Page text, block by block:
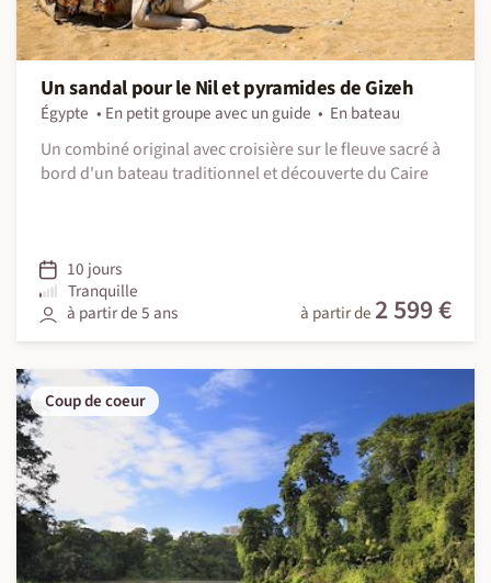
Un sandal pour le Nil et pyramides de Gizeh
Égypte En petit groupe avec un guide
En bateau
Un combiné original avec croisière sur le fleuve sacré à
bord d'un bateau traditionnel et découverte du Caire
10 jours
Tranquille
à partir de 5 ans
à partir de 2 599 €
Coup de coeur